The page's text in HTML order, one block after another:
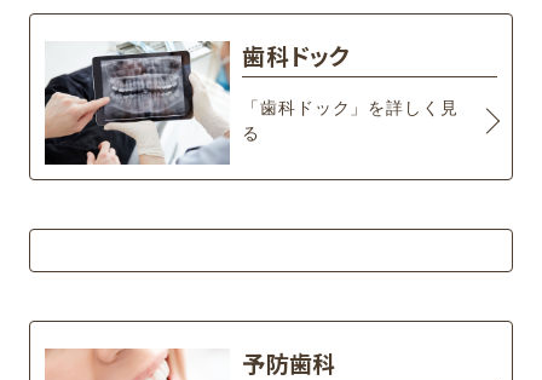
歯科ドック
「歯科ドック」を詳しく見
る
予防歯科